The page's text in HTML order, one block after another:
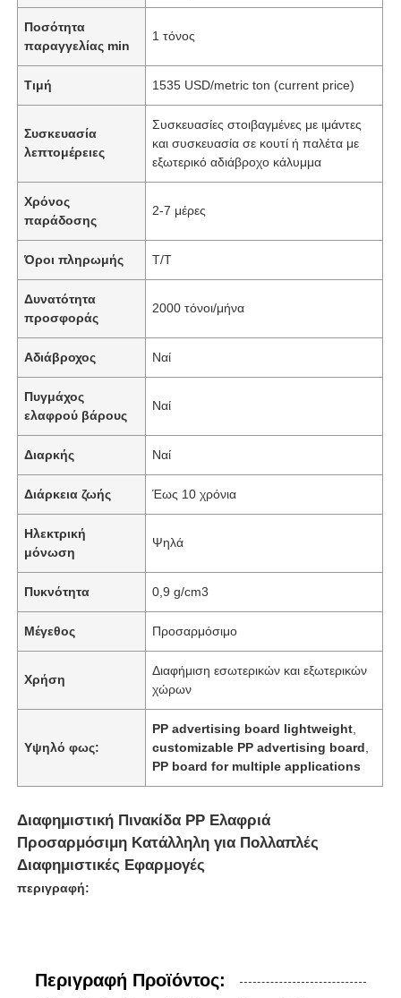
Ποσότητα
παραγγελίας min
1 τόνος
Τιμή 1535 USD/metric ton (current price)
Συσκευασία
λεπτομέρειες
Συσκευασίες στοιβαγμένες με ιμάντες
και συσκευασία σε κουτί ή παλέτα με
εξωτερικό αδιάβροχο κάλυμμα
Χρόνος
παράδοσης
2-7 μέρες
Όροι πληρωμής T/T
Δυνατότητα
προσφοράς
2000 τόνοι/μήνα
Αδιάβροχος Ναί
Πυγμάχος
ελαφρού βάρους
Ναί
Διαρκής Ναί
Διάρκεια ζωής Έως 10 χρόνια
Ηλεκτρική
μόνωση
Ψηλά
Πυκνότητα 0,9 g/cm3
Μέγεθος Προσαρμόσιμο
Χρήση
Διαφήμιση εσωτερικών και εξωτερικών
χώρων
Υψηλό φως:
PP advertising board lightweight
customizable PP advertising board
PP board for multiple applications
Διαφημιστική Πινακίδα PP Ελαφριά
Προσαρμόσιμη Κατάλληλη για Πολλαπλές
Διαφημιστικές Εφαρμογές
περιγραφή:
Περιγραφή Προϊόντος: